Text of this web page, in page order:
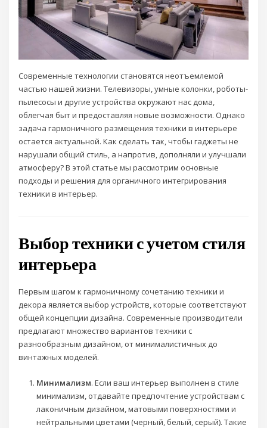
Современные технологии становятся неотъемлемой
частью нашей жизни. Телевизоры, умные колонки, роботы-
пылесосы и другие устройства окружают нас дома,
облегчая быт и предоставляя новые возможности. Однако
задача гармоничного размещения техники в интерьере
остается актуальной. Как сделать так, чтобы гаджеты не
нарушали общий стиль, а напротив, дополняли и улучшали
атмосферу? В этой статье мы рассмотрим основные
подходы и решения для органичного интегрирования
техники в интерьер.
Выбор техники с учетом стиля
интерьера
Первым шагом к гармоничному сочетанию техники и
декора является выбор устройств, которые соответствуют
общей концепции дизайна. Современные производители
предлагают множество вариантов техники с
разнообразным дизайном, от минималистичных до
винтажных моделей.
Минимализм. Если ваш интерьер выполнен в стиле
минимализм, отдавайте предпочтение устройствам с
лаконичным дизайном, матовыми поверхностями и
нейтральными цветами (черный, белый, серый). Такие